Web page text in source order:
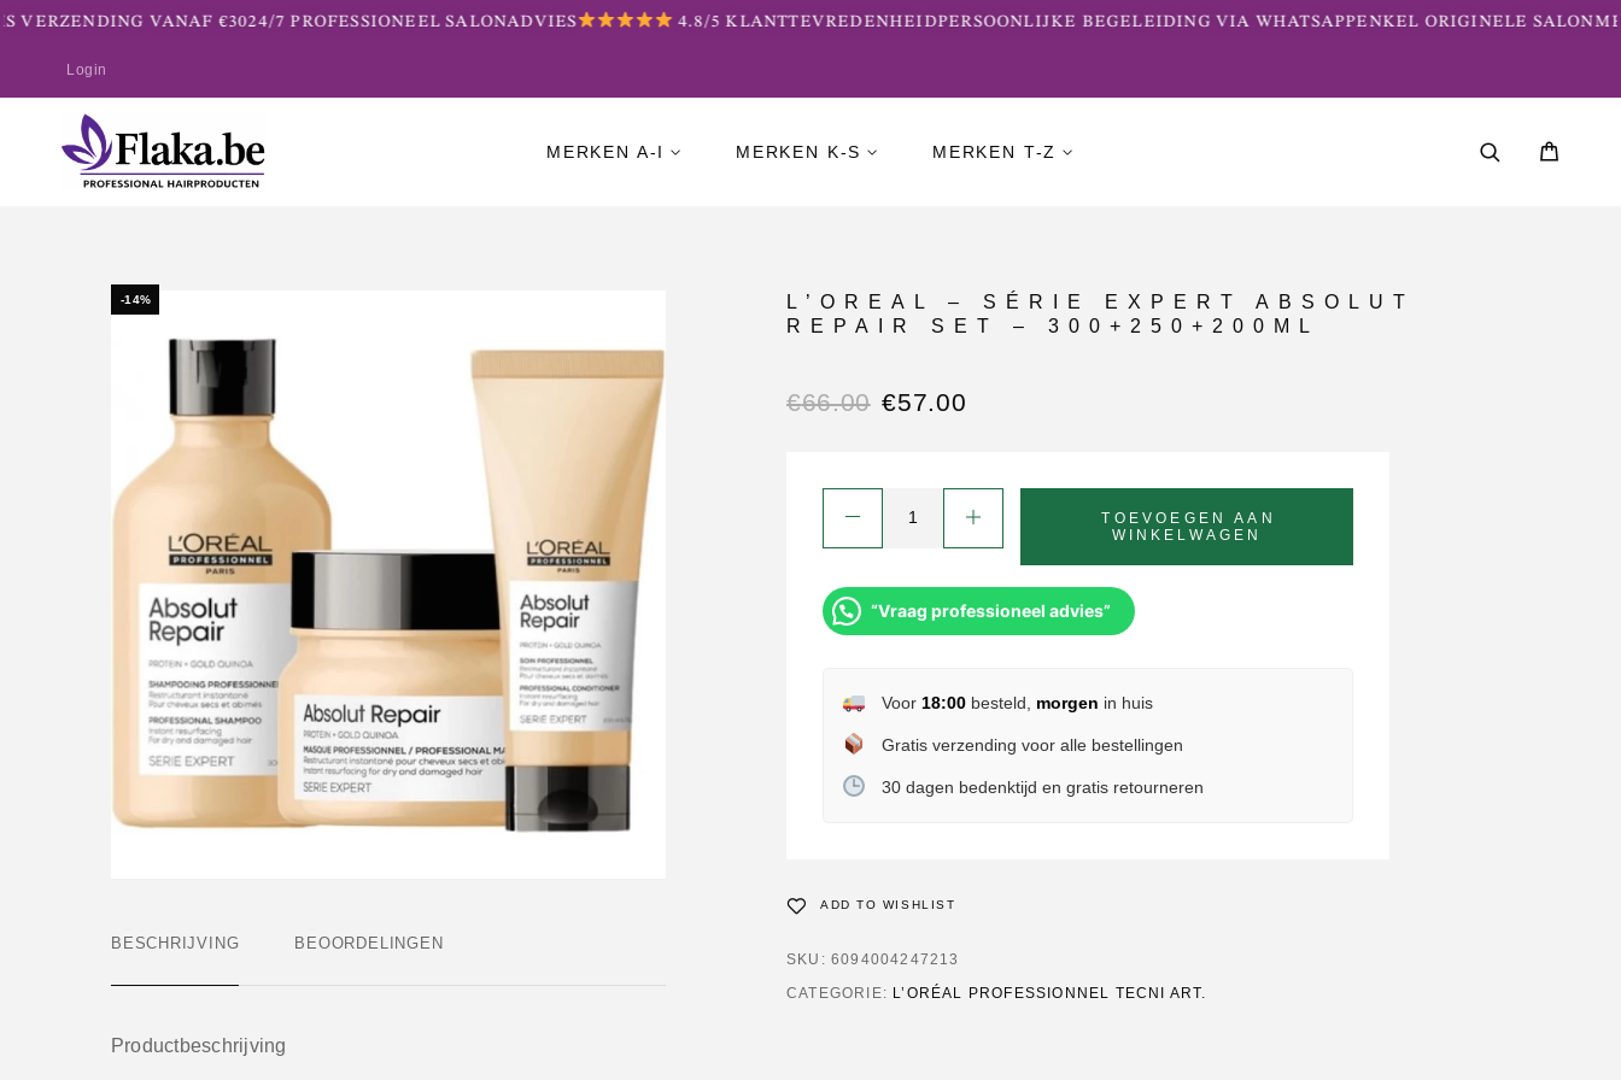
VERZENDING VANAF €3024/7 PROFESSIONEEL SALONADVIES 4.8/5 KLANTTEVREDENHEIDPERSOONLIJKE BEGELEIDING VIA WHATSAPPENKEL ORIGINELE
Login
MERKEN A-I MERKEN K-S MERKEN T-Z
-14%
BESCHRIJVING BEOORDELINGEN
Productbeschrijving
L’OREAL – SÉRIE EXPERT ABSOLUT
REPAIR SET – 300+250+200ML
€66.00 €57.00
TOEVOEGEN AAN
WINKELWAGEN
“Vraag professioneel advies”
Voor 18:00besteld, morgen in huis
Gratis verzending voor alle bestellingen
30 dagen bedenktijd en gratis retourneren
ADD TO WISHLIST
SKU: 6094004247213
CATEGORIE: L’ORÉAL PROFESSIONNEL TECNI ART.